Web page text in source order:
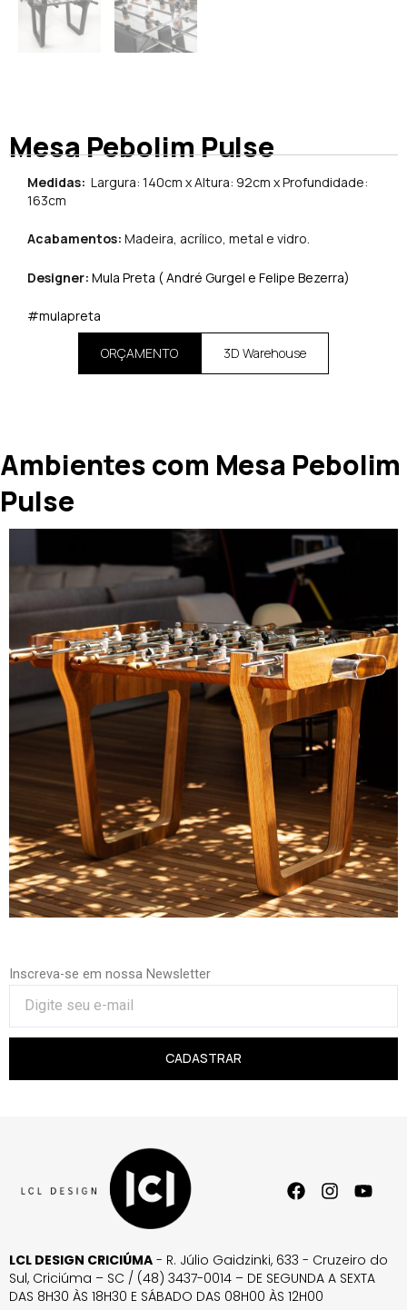
Mesa Pebolim Pulse
Medidas: Largura: 140cm x Altura: 92cm x Profundidade:
163cm
Acabamentos: Madeira, acrílico, metal e vidro.
Designer: Mula Preta ( André Gurgel e Felipe Bezerra)
#mulapreta
ORÇAMENTO 3D Warehouse
Ambientes com Mesa Pebolim
Pulse
Inscreva-se em nossa Newsletter
CADASTRAR
LCL DESIGN CRICIÚMA - R. Júlio Gaidzinki, 633 - Cruzeiro do
Sul, Criciúma – SC / (48) 3437-0014 – DE SEGUNDA A SEXTA
DAS 8H30 ÀS 18H30 E SÁBADO DAS 08H00 ÀS 12H00